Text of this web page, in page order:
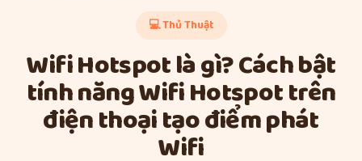
💻 Thủ Thuật
Wifi Hotspot là gì? Cách bật
tính năng Wifi Hotspot trên
điện thoại tạo điểm phát
Wifi